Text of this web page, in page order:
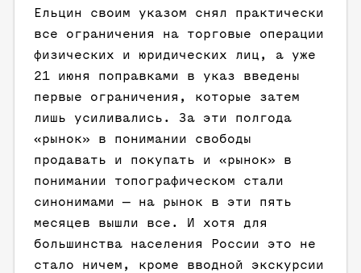
Ельцин своим указом снял практически
все ограничения на торговые операции
физических и юридических лиц, а уже
21 июня поправками в указ введены
первые ограничения, которые затем
лишь усиливались. За эти полгода
«рынок» в понимании свободы
продавать и покупать и «рынок» в
понимании топографическом стали
синонимами — на рынок в эти пять
месяцев вышли все. И хотя для
большинства населения России это не
стало ничем, кроме вводной экскурсии